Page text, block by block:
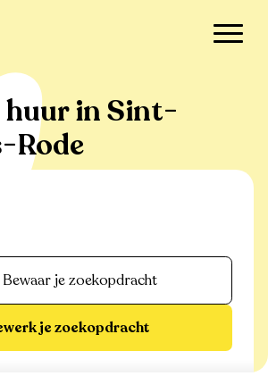
Genesius-Rode
huur in Sint-
Rode
Bewaar je zoekopdracht
je zoekopdracht